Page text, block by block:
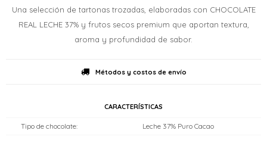
Una selección de tartonas trozadas, elaboradas con CHOCOLATE
REAL LECHE 37% y frutos secos premium que aportan textura,
aroma y profundidad de sabor.
Métodos y costos de envío
CARACTERÍSTICAS
Tipo de chocolate Leche 37% Puro Cacao